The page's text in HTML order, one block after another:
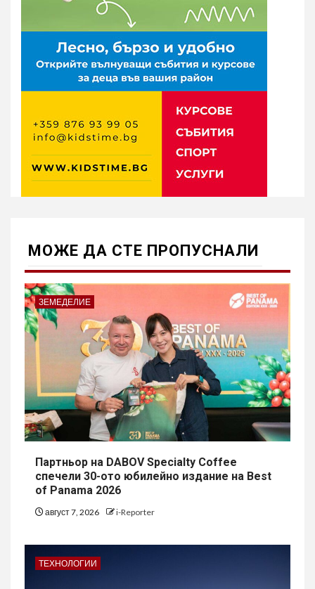
МОЖE ДА СТЕ ПРОПУСНАЛИ
ЗЕМЕДЕЛИЕ
Партньор на DABOV Specialty Coffee
спечели 30-ото юбилейно издание на Best
of Panama 2026
август 7, 2026 i-Reporter
ТЕХНОЛОГИИ